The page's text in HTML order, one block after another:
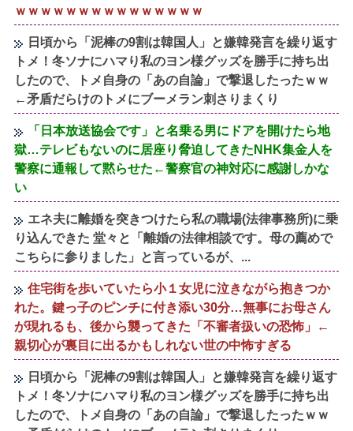
ｗｗｗｗｗｗｗｗｗｗｗｗｗｗｗ
日頃から「泥棒の9割は韓国人」と嫌韓発言を繰り返す
トメ！冬ソナにハマり私のヨン様グッズを勝手に持ち出
したので、トメ自身の「あの自論」で撃退したったｗｗ
←矛盾だらけのトメにブーメラン刺さりまくり
「日本放送協会です」と名乗る男にドアを開けたら地
獄…テレビもないのに居座り脅迫してきたNHK集金人を
警察に通報して黙らせた←警察官の神対応に感謝しかな
い
エネ夫に離婚を突きつけたら私の職場(法律事務所)に乗
り込んできた 堂々と「離婚の法律相談です。母の薦めで
こちらに参りました」と言っているが、...
住宅街を歩いていたら小１女児に泣きながら抱きつか
れた。鍵っ子のピンチに付き添い30分…無事にお母さん
が現れるも、後から襲ってきた「不審者扱いの恐怖」←
親切心が裏目に出るかもしれない世の中怖すぎる
日頃から「泥棒の9割は韓国人」と嫌韓発言を繰り返す
トメ！冬ソナにハマり私のヨン様グッズを勝手に持ち出
したので、トメ自身の「あの自論」で撃退したったｗｗ